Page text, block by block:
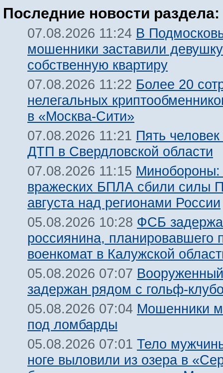
Последние новости раздела:
07.08.2026 11:24 В
мошенники заставили
собственную квартиру
07.08.2026 11:22 Более 20
нелегальных
в «Москва-Сити»
07.08.2026 11:21 Пять
ДТП в Свердловской области
07.08.2026 11:15 Минобороны:
вражеских БПЛА сбили силы
августа над регионами России
05.08.2026 10:28 ФСБ
россиянина, планировавшего
военкомат в Калужской
05.08.2026 07:07
задержан рядом с гольф-
05.08.2026 07:04 Мошенники
под ломбарды
05.08.2026 07:01 Тело
ноге выловили из озера в